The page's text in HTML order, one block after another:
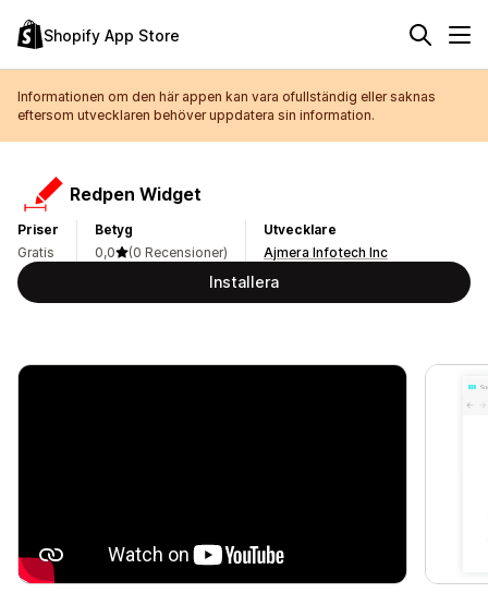
Shopify App Store
Informationen om den här appen kan vara ofullständig eller saknas
eftersom utvecklaren behöver uppdatera sin information.
Redpen Widget
Priser
Gratis
Betyg
0,0
(0 Recensioner)
Utvecklare
Ajmera Infotech Inc
Installera